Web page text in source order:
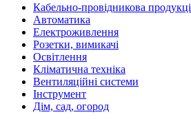
Кабельно-провідникова
Автоматика
Електроживлення
Розетки, вимикачі
Освітлення
Кліматична техніка
Вентиляційні системи
Інструмент
Дім, сад, огород